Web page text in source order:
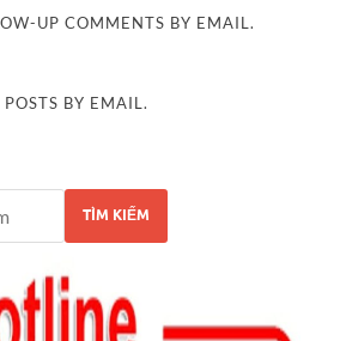
UP COMMENTS BY EMAIL.
BY EMAIL.
TÌM KIẾM